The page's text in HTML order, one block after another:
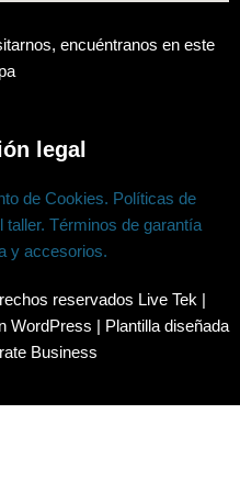
encuéntranos en este
legal
de Cookies. Políticas de
taller. Términos de garantía
y accesorios.
reservados Live Tek |
WordPress | Plantilla diseñada
Business